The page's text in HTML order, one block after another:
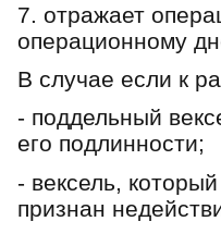
7. отражает
операционному
В случае если к
- поддельный
его подлинности;
- вексель,
признан